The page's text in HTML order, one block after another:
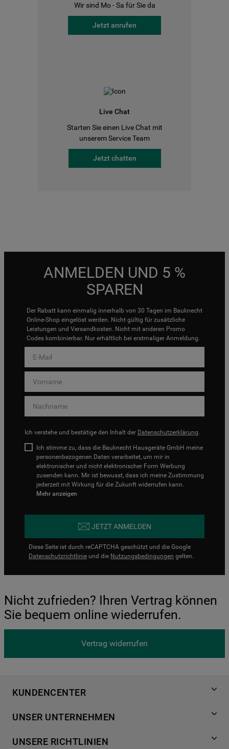
Wir sind Mo - Sa für Sie da
Jetzt anrufen
Live Chat
Starten Sie einen Live Chat mit
unserem Service Team
Jetzt chatten
ANMELDEN UND 5 %
SPAREN
Der Rabatt kann einmalig innerhalb von 30 Tagen im Bauknecht
Online-Shop eingelöst werden. Nicht gültig für zusätzliche
Leistungen und Versandkosten. Nicht mit anderen Promo
Codes kombinierbar. Nur erhältlich bei erstmaliger Anmeldung.
Ich verstehe und bestätige den Inhalt der Datenschutzerklärung.
Ich stimme zu, dass die Bauknecht Hausgeräte GmbH meine
personenbezogenen Daten verarbeitet, um mir in
elektronischer und nicht elektronischer Form Werbung
zusenden kann. Mir ist bewusst, dass ich meine Zustimmung
jederzeit mit Wirkung für die Zukunft widerrufen kann.
Mehr anzeigen
JETZT ANMELDEN
Diese Seite ist durch reCAPTCHA geschützt und die Google
Datenschutzrichtlinie und die Nutzungsbedingungen gelten.
Nicht zufrieden? Ihren Vertrag können
Sie bequem online wiederrufen.
Vertrag widerrufen
KUNDENCENTER
Händlersuche
Häufige Fragen
UNSER UNTERNEHMEN
Für Händler
UNSERE RICHTLINIEN